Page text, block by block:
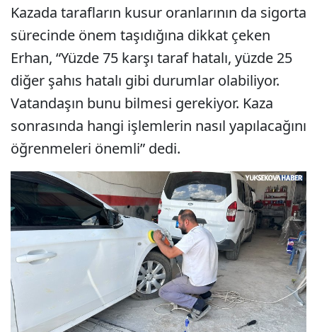
Kazada tarafların kusur oranlarının da sigorta
sürecinde önem taşıdığına dikkat çeken
Erhan, “Yüzde 75 karşı taraf hatalı, yüzde 25
diğer şahıs hatalı gibi durumlar olabiliyor.
Vatandaşın bunu bilmesi gerekiyor. Kaza
sonrasında hangi işlemlerin nasıl yapılacağını
öğrenmeleri önemli” dedi.